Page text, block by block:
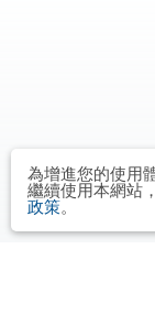
為增進您的使用
繼續使用本網站
政策。